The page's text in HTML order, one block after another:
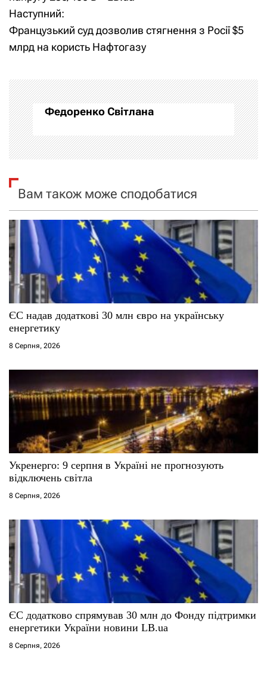
в
і
а
ц
і
а
п
и
с
і
в
Наступний:
Французький суд дозволив стягнення з Росії $5
млрд на користь Нафтогазу
Федоренко Світлана
Вам також може сподобатися
ЄС надав додаткові 30 млн євро на українську
енергетику
8 Серпня, 2026
Укренерго: 9 серпня в Україні не прогнозують
відключень світла
8 Серпня, 2026
ЄС додатково спрямував 30 млн до Фонду підтримки
енергетики України новини LB.ua
8 Серпня, 2026